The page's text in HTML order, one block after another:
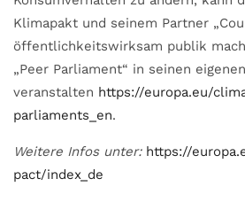
Klimapakt und seinem Partner
öffentlichkeitswirksam publik
„Peer Parliament“ in seinen
veranstalten https://europa.eu/
parliaments_en.
Weitere Infos unter:https://
pact/index_de